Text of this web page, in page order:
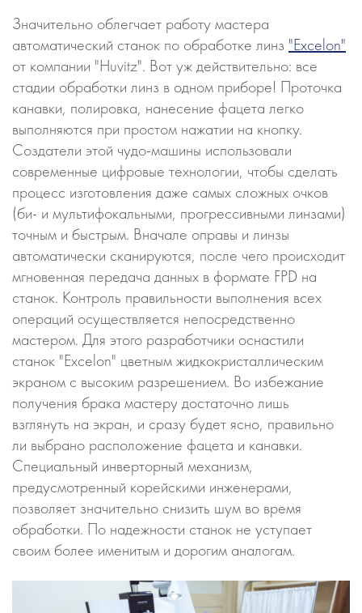
Значительно облегчает работу мастера
автоматический станок по обработке линз "Excelon"
от компании "Huvitz". Вот уж действительно: все
стадии обработки линз в одном приборе! Проточка
канавки, полировка, нанесение фацета легко
выполняются при простом нажатии на кнопку.
Создатели этой чудо-машины использовали
современные цифровые технологии, чтобы сделать
процесс изготовления даже самых сложных очков
(би- и мультифокальными, прогрессивными линзами)
точным и быстрым. Вначале оправы и линзы
автоматически сканируются, после чего происходит
мгновенная передача данных в формате FPD на
станок. Контроль правильности выполнения всех
операций осуществляется непосредственно
мастером. Для этого разработчики оснастили
станок "Excelon" цветным жидкокристаллическим
экраном с высоким разрешением. Во избежание
получения брака мастеру достаточно лишь
взглянуть на экран, и сразу будет ясно, правильно
ли выбрано расположение фацета и канавки.
Специальный инверторный механизм,
предусмотренный корейскими инженерами,
позволяет значительно снизить шум во время
обработки. По надежности станок не уступает
своим более именитым и дорогим аналогам.